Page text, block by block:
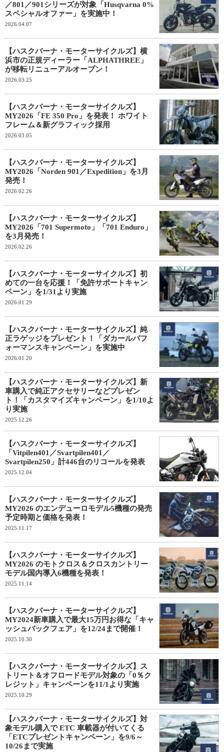
／801／901シリーズが対象「Husqvarna 0%
スペシャルオファー」を実施中！
2026.04.07
【ハスクバーナ・モーターサイクルズ】横
浜市の正規ディーラー「ALPHATHREE」
が移転リニューアルオープン！
2026.03.25
【ハスクバーナ・モーターサイクルズ】
MY2026「FE 350 Pro」を発表！ ホワイト
フレーム＆新グラフィック採用
2026.03.05
【ハスクバーナ・モーターサイクルズ】
MY2026「Norden 901／Expedition」を3月
発売！
2026.02.26
【ハスクバーナ・モーターサイクルズ】
MY2026「701 Supermoto」「701 Enduro」
を3月発売！
2026.02.26
【ハスクバーナ・モーターサイクルズ】初
めての一台を応援！「免許サポートキャン
ペーン」を1/31より実施
2026.01.29
【ハスクバーナ・モーターサイクルズ】純
正ラゲッジをプレゼント！「ダカールパフ
ォーマンスキャンペーン」を実施中
2026.01.20
【ハスクバーナ・モーターサイクルズ】新
車購入で純正アクセサリーなどプレゼン
ト！「カスタマイズキャンペーン」を1/10よ
り実施
2025.12.26
【ハスクバーナ・モーターサイクルズ】
「Vitpilen401／Svartpilen401／
Svartpilen250」計446台のリコールを発表
2025.12.04
【ハスクバーナ・モーターサイクルズ】
MY2026 のエンデューロモデル5機種の発売
予定時期と価格を発表！
2025.11.17
【ハスクバーナ・モーターサイクルズ】
MY2026 のモトクロス＆クロスカントリー
モデル国内導入6機種を発表！
2025.11.14
【ハスクバーナ・モーターサイクルズ】
MY2024新車購入で最大15万円お得な「キャ
ッシュバックフェア」を12/24まで開催！
2025.10.30
【ハスクバーナ・モーターサイクルズ】ス
トリート＆オフロードモデル対象の「0％ク
レジット」キャンペーンを11/1より実施
2025.10.29
【ハスクバーナ・モーターサイクルズ】対
象モデル購入で ETC 車載器が付いてくる
「ETCプレゼントキャンペーン」を9/6～
10/26まで実施